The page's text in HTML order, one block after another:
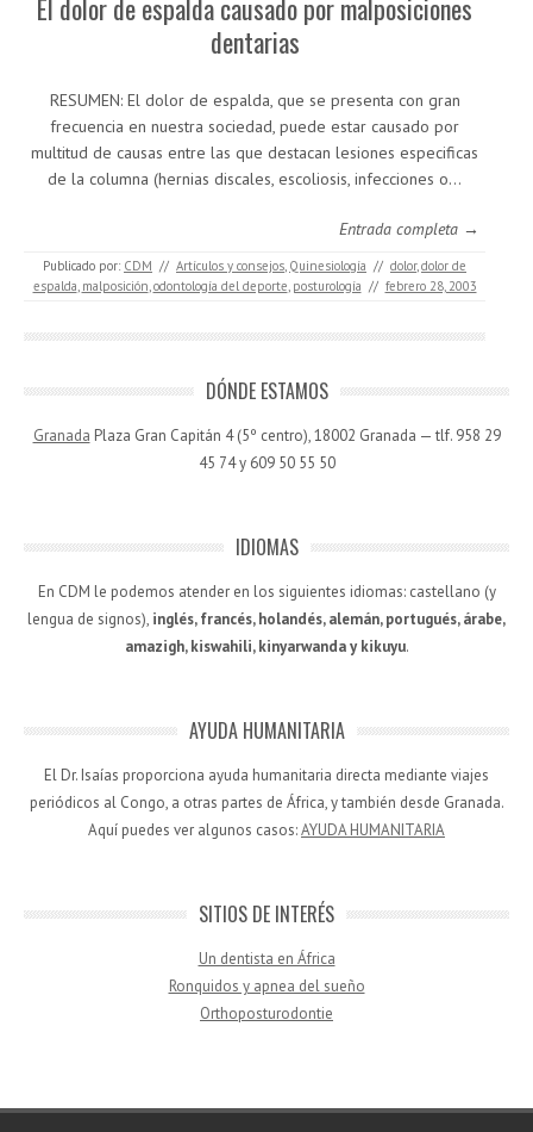
El dolor de espalda causado por malposiciones
dentarias
RESUMEN: El dolor de espalda, que se presenta con gran
frecuencia en nuestra sociedad, puede estar causado por
multitud de causas entre las que destacan lesiones especificas
de la columna (hernias discales, escoliosis, infecciones o…
Entrada completa →
Publicado por: CDM // Artículos y consejos, Quinesiología // dolor,dolor de
espalda, malposición,odontología del deporte, posturología // febrero 28, 2003
DÓNDE ESTAMOS
Granada Plaza Gran Capitán 4 (5º centro), 18002 Granada — tlf. 958 29
45 74 y 609 50 55 50
IDIOMAS
En CDM le podemos atender en los siguientes idiomas: castellano (y
lengua de signos), inglés, francés, holandés, alemán, portugués, árabe,
amazigh, kiswahili, kinyarwanda y kikuyu.
AYUDA HUMANITARIA
El Dr. Isaías proporciona ayuda humanitaria directa mediante viajes
periódicos al Congo, a otras partes de África, y también desde Granada.
Aquí puedes ver algunos casos:AYUDA HUMANITARIA
SITIOS DE INTERÉS
Un dentista en África
Ronquidos y apnea del sueño
Orthoposturodontie